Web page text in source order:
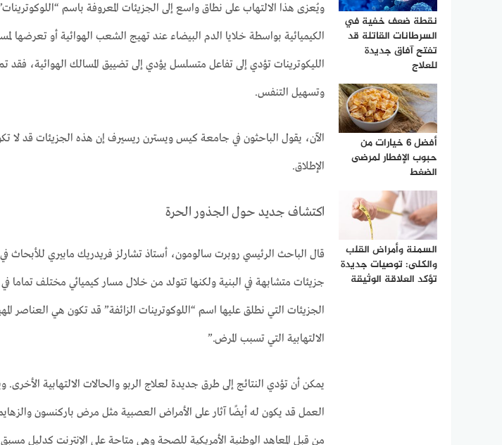
نقطة ضعف خفية في
السرطانات القاتلة قد
تفتح آفاق جديدة
للعلاج
أفضل 6 خيارات من
حبوب الإفطار لمرضى
الضغط
السمنة وأمراض القلب
والكلى: توصيات جديدة
تؤكد العلاقة الوثيقة
ويُعزى هذا الالتهاب على نطاق واسع إلى الجزيئات المعروفة باسم
الكيميائية بواسطة خلايا الدم البيضاء عند تهيج الشعب الهوائية أو تعرضها
الليكوترينات تؤدي إلى تفاعل متسلسل يؤدي إلى تضييق المسالك الهوائية، فقد تم
وتسهيل التنفس.
الآن، يقول الباحثون في جامعة كيس ويسترن ريسيرف إن هذه الجزيئات قد لا
الإطلاق.
اكتشاف جديد حول الجذور الحرة
قال الباحث الرئيسي روبرت سالومون، أستاذ تشارلز فريدريك مابيري للأبحاث
جزيئات متشابهة في البنية ولكنها تتولد من خلال مسار كيميائي مختلف تماما
الجزيئات التي نطلق عليها اسم “اللوكوترينات الزائفة” قد تكون هي العناصر
الالتهابية التي تسبب المرض.”
يمكن أن تؤدي النتائج إلى طرق جديدة لعلاج الربو والحالات الالتهابية الأخرى.
العمل قد يكون له أيضًا آثار على الأمراض العصبية مثل مرض باركنسون
من قبل المعاهد الوطنية الأمريكية للصحة وهي متاحة على الإنترنت كدليل